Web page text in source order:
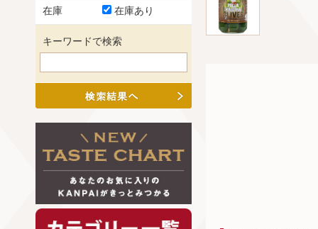
在庫 在庫あり
キーワードで検索